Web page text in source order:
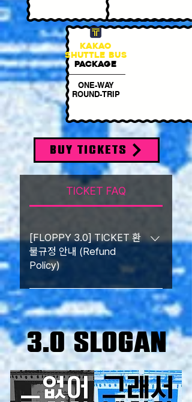
ONE-WAY
ROUND-TRIP
KAKAO
SHUTTLE BUS
PACKAGE
BUY TICKETS
TICKET FAQ
[FLOPPY 3.0] TICKET 환
불규정 안내 (Refund
Policy)
블라인드 티켓 - 환불 가능 기간이 끝났습
니다. 2. 얼리버드 티켓 / 레귤러 티켓 /
광주&전남 지역민 할인티켓 / 전시
ONLY - 6/2(월) 23:59까지 100% 환
불, 이후 환불 불가 -------------------
-------------------- Blind Ticket -
The refund period has ended. 2.
Early Bird / Regular / Gwangju &
3.0 SLOGAN